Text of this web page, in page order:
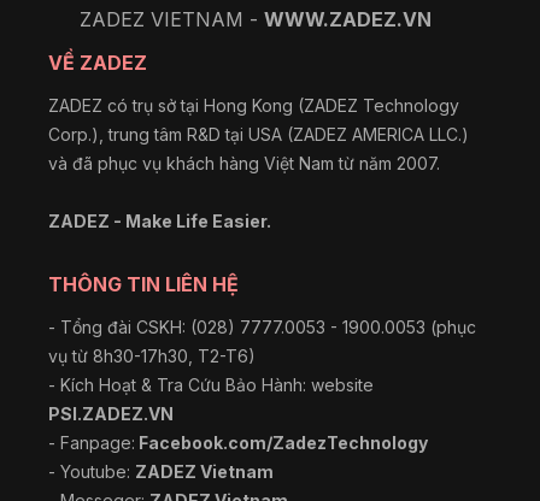
ZADEZ VIETNAM - WWW.ZADEZ.VN
VỀ ZADEZ
ZADEZ có trụ sở tại Hong Kong (ZADEZ Technology
Corp.), trung tâm R&D tại USA (ZADEZ AMERICA LLC.)
và đã phục vụ khách hàng Việt Nam từ năm 2007.
ZADEZ - Make Life Easier.
THÔNG TIN LIÊN HỆ
- Tổng đài CSKH: (028) 7777.0053 - 1900.0053 (phục
vụ từ 8h30-17h30, T2-T6)
- Kích Hoạt & Tra Cứu Bảo Hành: website
PSI.ZADEZ.VN
- Fanpage: Facebook.com/ZadezTechnology
- Youtube: ZADEZ Vietnam